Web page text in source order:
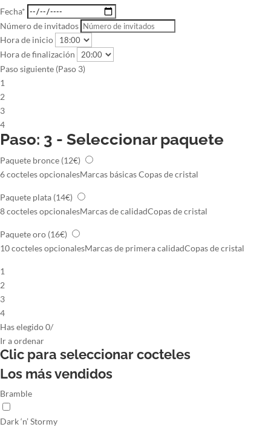
Fecha*
Número de invitados
Hora de inicio
Hora de finalización
Paso siguiente (Paso 3)
1
2
3
4
Paso: 3 - Seleccionar paquete
Paquete bronce (12€)
6 cocteles opcionalesMarcas básicasCopas de cristal
Paquete plata (14€)
8 cocteles opcionalesMarcas de calidadCopas de cristal
Paquete oro (16€)
10 cocteles opcionalesMarcas de primera calidadCopas de cristal
1
2
3
4
Has elegido0/
Ira ordenar
Clic para seleccionarcocteles
Los más vendidos
Bramble
Dark ‘n’ Stormy